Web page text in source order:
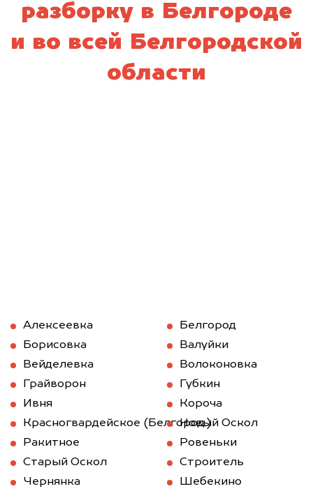
разборку в Белгороде
и во всей Белгородской
области
Алексеевка
Белгород
Борисовка
Валуйки
Вейделевка
Волоконовка
Грайворон
Губкин
Ивня
Короча
Красногвардейское (Белгород.)Новый Оскол
Ракитное
Ровеньки
Старый Оскол
Строитель
Чернянка
Шебекино